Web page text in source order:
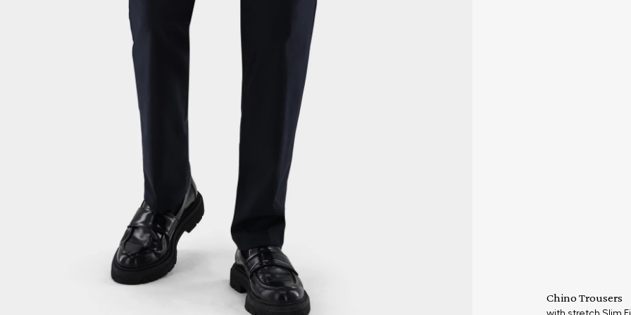
Chino Trousers